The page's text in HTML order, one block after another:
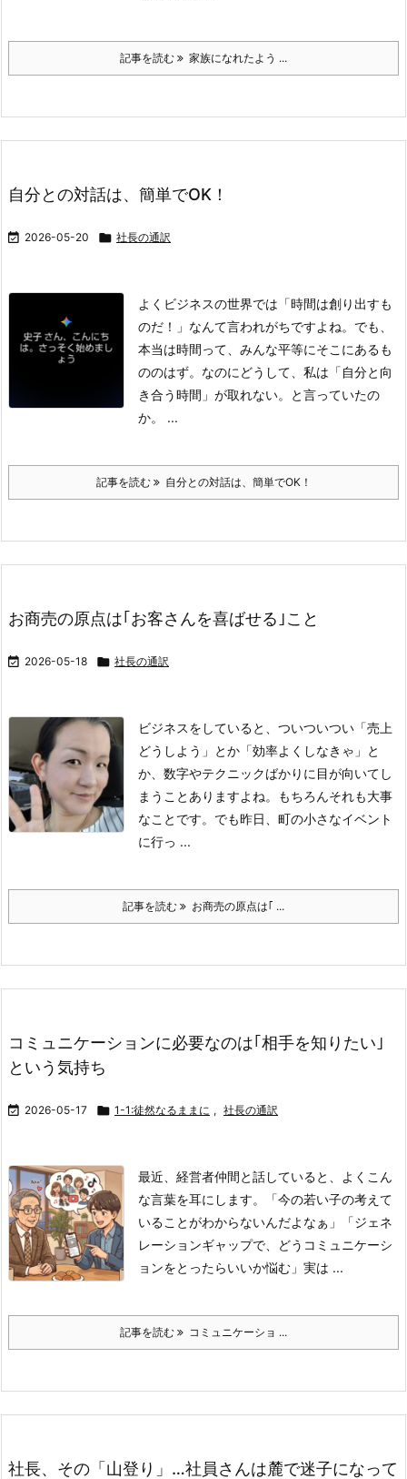
記事を読む 家族になれたよう ...
自分との対話は、簡単でOK！
 2026-05-20  社長の通訳
よくビジネスの世界では「時間は創り出すも
のだ！」なんて言われがちですよね。 でも、
本当は時間って、みんな平等にそこにあるも
ののはず。 なのにどうして、私は「自分と向
き合う時間」が取れない。と言っていたの
か。 ...
記事を読む 自分との対話は、簡単でOK！
お商売の原点は｢お客さんを喜ばせる｣こと
 2026-05-18  社長の通訳
ビジネスをしていると、ついついつい「売上
どうしよう」とか「効率よくしなきゃ」と
か、数字やテクニックばかりに目が向いてし
まうことありますよね。
​もちろんそれも大事
なことです。 でも昨日、町の小さなイベント
に行っ ...
記事を読む お商売の原点は｢ ...
コミュニケーションに必要なのは｢相手を知りたい｣
という気持ち
 2026-05-17  1-1:徒然なるままに , 社長の通訳
最近、経営者仲間と話していると、よくこん
な言葉を耳にします。
「今の若い子の考えて
いることがわからないんだよなぁ」
「ジェネ
レーションギャップで、どうコミュニケーシ
ョンをとったらいいか悩む」 ​実は ...
記事を読む コミュニケーショ ...
社長、その「山登り」…社員さんは麓で迷子になって